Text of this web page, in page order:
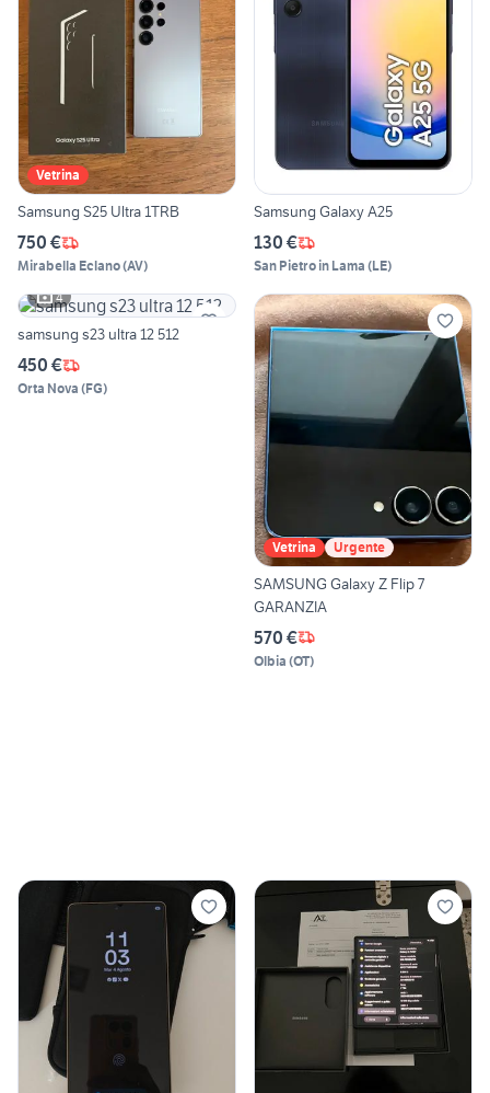
Vetrina
Samsung S25 Ultra 1TRB
750 €
Mirabella Eclano(AV)
Samsung Galaxy A25
130 €
San Pietro in Lama (LE)
4
samsung s23 ultra 12 512
450 €
Orta Nova (FG)
Vetrina Urgente
SAMSUNG Galaxy Z Flip 7
GARANZIA
570 €
Olbia (OT)